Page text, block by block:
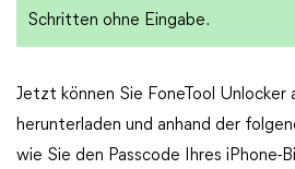
Schritten ohne Eingabe.
Jetzt können Sie FoneTool Unlocker
herunterladen und anhand der
wie Sie den Passcode Ihres iPhone-